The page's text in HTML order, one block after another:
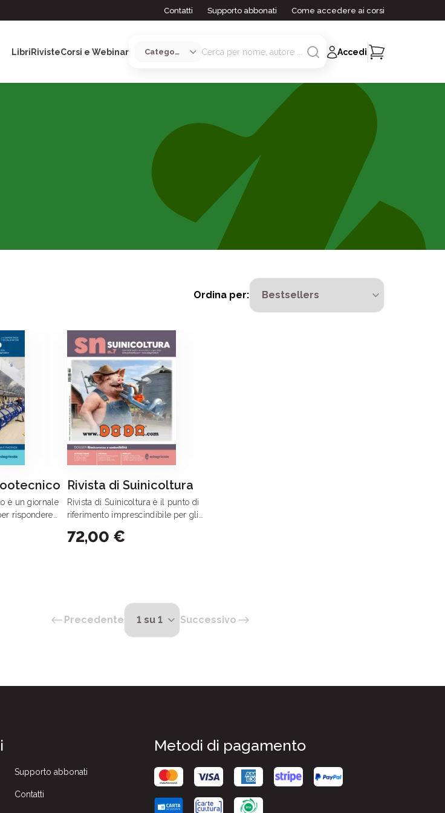
Contatti Supporto abbonati Come accedere ai corsi
LibriRivisteCorsi e Webinar Accedi
Ordina per:
è un giornale
rispondere
in un'azienda
Rivista di Suinicoltura
Rivista di Suinicoltura è il punto di
riferimento imprescindibile per gli
imprese impegnate nell'indotto della
72,00 €
Precedente Successivo
Supporto abbonati
Contatti
Metodi di pagamento